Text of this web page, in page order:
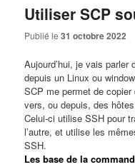
Utiliser SCP
Publié le31 octobre 2022
Aujourd’hui, je vais parler
depuis un Linux ou
SCP me permet de
vers, ou depuis, des
Celui-ci utilise SSH pour
l’autre, et utilise les
SSH.
Les base de la